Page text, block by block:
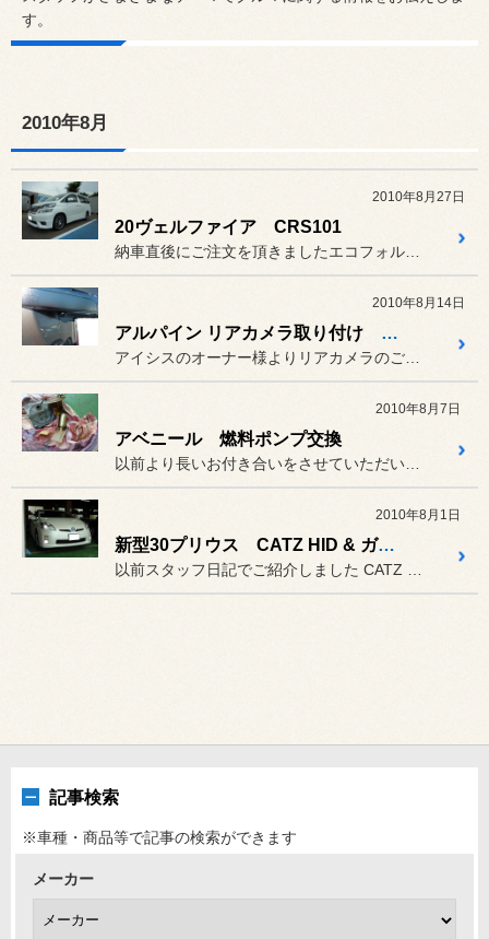
す。
2010年8月
2010年8月27日
20ヴェルファイア CRS101
2010年8月14日
アルパイン リアカメラ取り付け アイシス
2010年8月7日
アベニール 燃料ポンプ交換
2010年8月1日
新型30プリウス CATZ HID & ガナドールマフラー
記事検索
※車種・商品等で記事の検索ができます
メーカー